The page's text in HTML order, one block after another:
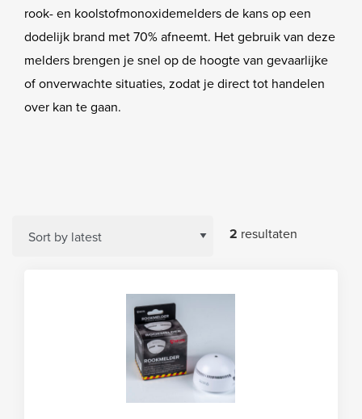
rook- en koolstofmonoxidemelders de kans op een
dodelijk brand met 70% afneemt. Het gebruik van deze
melders brengen je snel op de hoogte van gevaarlijke
of onverwachte situaties, zodat je direct tot handelen
over kan te gaan.
2 resultaten